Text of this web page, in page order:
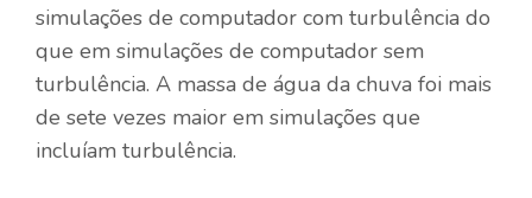
simulações de computador com turbulência do
que em simulações de computador sem
turbulência. A massa de água da chuva foi mais
de sete vezes maior em simulações que
incluíam turbulência.